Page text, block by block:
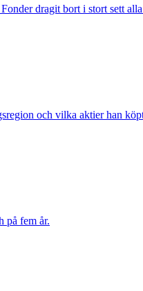
dragit bort i stort sett
och vilka aktier han
på fem år.